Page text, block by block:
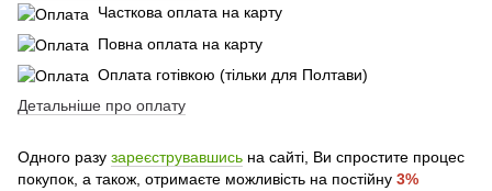
Часткова оплата на карту
Повна оплата на карту
Оплата готівкою (тільки для Полтави)
Детальніше про оплату
Одного разу зареєструвавшись на сайті, Ви спростите процес
покупок, а також, отримаєте можливість на постійну 3%